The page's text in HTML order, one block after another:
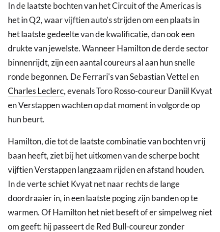
In de laatste bochten van het Circuit of the Americas is
het in Q2, waar vijftien auto's strijden om een plaats in
het laatste gedeelte van de kwalificatie, dan ook een
drukte van jewelste. Wanneer Hamilton de derde sector
binnenrijdt, zijn een aantal coureurs al aan hun snelle
ronde begonnen. De Ferrari's van Sebastian Vettel en
Charles Leclerc, evenals Toro Rosso-coureur Daniil Kvyat
en Verstappen wachten op dat moment in volgorde op
hun beurt.
Hamilton, die tot de laatste combinatie van bochten vrij
baan heeft, ziet bij het uitkomen van de scherpe bocht
vijftien Verstappen langzaam rijden en afstand houden.
In de verte schiet Kvyat net naar rechts de lange
doordraaier in, in een laatste poging zijn banden op te
warmen. Of Hamilton het niet beseft of er simpelweg niet
om geeft: hij passeert de Red Bull-coureur zonder